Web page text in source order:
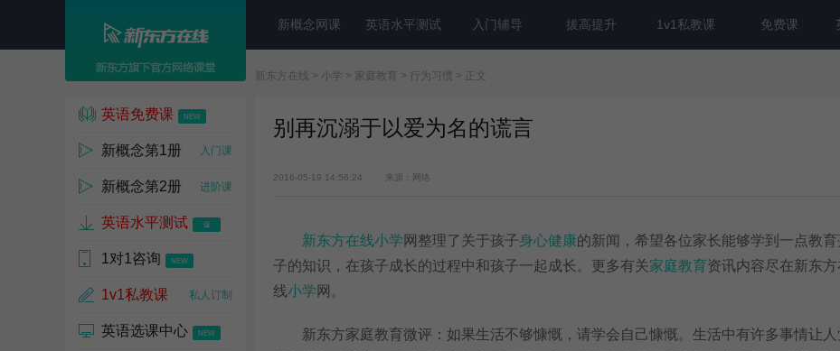
新概念网课 英语水平测试 入门辅导 拔高提升 1v1私教课 免费课
新东方在线 > 小学 > 家庭教育 > 行为习惯 > 正文
英语免费课 NEW
新概念第1册 入门课
新概念第2册 进阶课
英语水平测试 爆
1对1咨询 NEW
1v1私教课 私人订制
英语选课中心 NEW
别再沉溺于以爱为名的谎言
2016-05-19 14:56:24 来源：网络
新东方在线小学 网整理了关于孩子身心健康的新闻，希望各位家长能够学到一点教育
子的知识，在孩子成长的过程中和孩子一起成长。更多有关家庭教育资讯内容尽在新东方
线小学 网。
新东方家庭教育微评：如果生活不够慷慨，请学会自己慷慨。生活中有许多事情让人